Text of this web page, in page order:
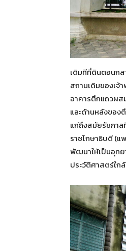
เดิมทีที่ดินตอนกล
สถานเดิมของเจ้
อาคารตึกแถวผส
และด้านหลังขอ
แก่ถึงสมัยรัชกา
ราชโกษาธิบดี (แ
พัฒนาให้เป็นอุทย
ประวัติศาสตร์ใก